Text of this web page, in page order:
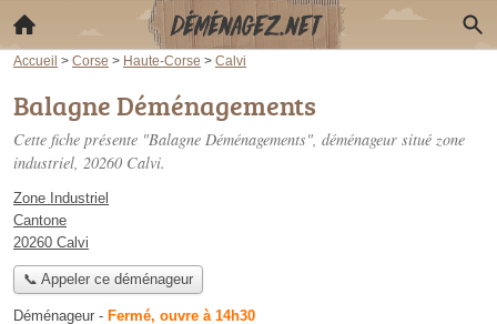
Accueil > Corse > Haute-Corse > Calvi
Balagne Déménagements
Cette fiche présente "Balagne Déménagements", déménageur situé zone
industriel, 20260 Calvi.
Zone Industriel
Cantone
20260 Calvi
📞 Appeler ce déménageur
Déménageur - Fermé, ouvre à 14h30